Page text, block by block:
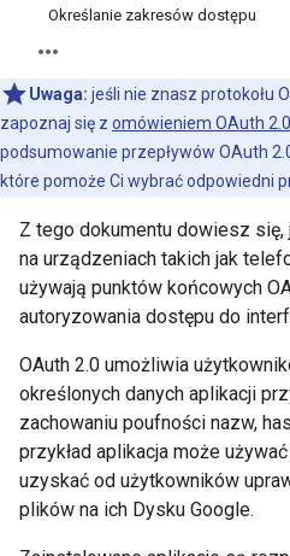
Określanie zakresów dostępu
Uwaga: jeśli nie znasz protokołu
zapoznaj się z omówieniem OAuth 2.0
podsumowanie przepływów OAuth
które pomoże Ci wybrać odpowiedni
Z tego dokumentu dowiesz
na urządzeniach takich jak
używają punktów końcowych
autoryzowania dostępu do
OAuth 2.0 umożliwia
określonych danych aplikacji
zachowaniu poufności nazw,
przykład aplikacja może
uzyskać od użytkowników
plików na ich Dysku Google.